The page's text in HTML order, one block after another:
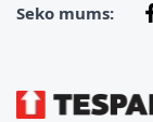
Seko mums: